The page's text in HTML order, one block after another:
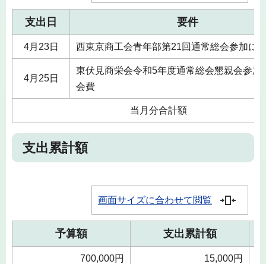
支出日 要件
4月23日 西東京商工会青年部第21回通常総会参加に
4月25日
東伏見商栄会令和5年度通常総会懇親会参加
会費
当月分合計額
支出累計額
画面サイズに合わせて閲覧
予算額 支出累計額
700,000円 15,000円